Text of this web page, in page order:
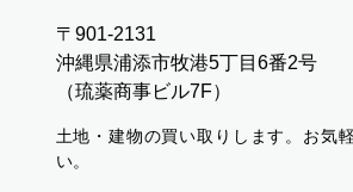
〒901-2131
沖縄県浦添市牧港5丁目6番2号
（琉薬商事ビル7F）
土地・建物の買い取りします。お気
い。